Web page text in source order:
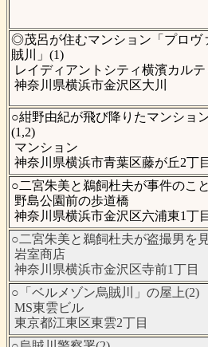
◎茂呂が住むマンション「プロヴ
賊川」(1)
レイディアントシティ横濱カルテ
神奈川県横浜市金沢区大川
○紺野由紀が飛び降りたマンショ
(1,2)
マンション
神奈川県横浜市青葉区藤が丘2丁目
○二宮朱美と鵜飼杜夫が事件のこ
野島公園前の歩道橋
神奈川県横浜市金沢区六浦東1丁目
○二宮朱美と鵜飼杜夫が盗撮男を
岩室商店
神奈川県横浜市金沢区寺前1丁目
○「ベルメゾン烏賊川」の屋上(2)
MS東雲ビル
東京都江東区東雲2丁目